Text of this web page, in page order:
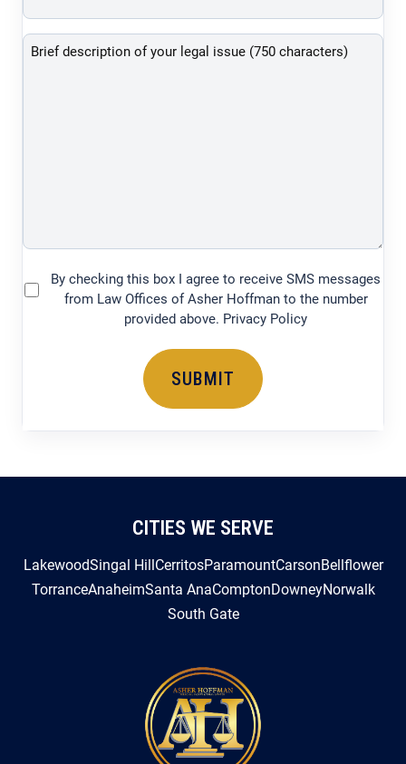
Brief
description
(Required)
By checking this box I agree to receive SMS messages
from Law Offices of Asher Hoffman to the number
provided above. Privacy Policy
CITIES WE SERVE
LakewoodSingal HillCerritosParamountCarsonBellflower
TorranceAnaheimSanta AnaComptonDowneyNorwalk
South Gate